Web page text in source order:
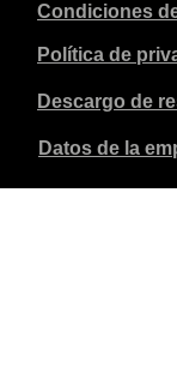
Condiciones
Política de
Descargo de
Datos de la